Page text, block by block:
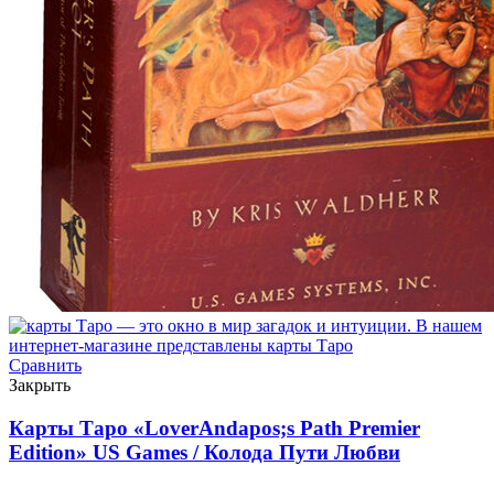
Сравнить
Закрыть
Карты Таро «LoverAndapos;s Path Premier
Edition» US Games / Колода Пути Любви